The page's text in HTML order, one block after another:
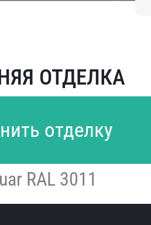
ОТДЕЛКА
отделку
RAL 3011